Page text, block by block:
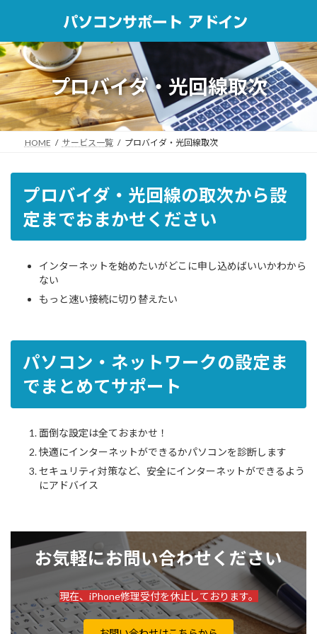
ン
ツ
へ
ス
キ
ッ
プ
ー
シ
ョ
ン
に
移
動
プロバイダ・光回線取次
HOME サービス一覧 プロバイダ・光回線取次
プロバイダ・光回線の取次から設
定までおまかせください
インターネットを始めたいがどこに申し込めばいいかわから
ない
もっと速い接続に切り替えたい
パソコン・ネットワークの設定ま
でまとめてサポート
面倒な設定は全ておまかせ！
快適にインターネットができるかパソコンを診断します
セキュリティ対策など、安全にインターネットができるよう
にアドバイス
お気軽にお問い合わせください
現在、iPhone修理受付を休止しております。